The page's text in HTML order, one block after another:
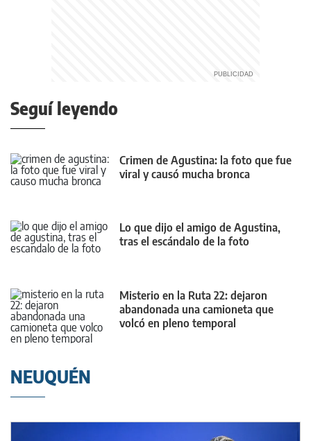
Seguí leyendo
Crimen de Agustina: la foto que fue
viral y causó mucha bronca
Lo que dijo el amigo de Agustina,
tras el escándalo de la foto
Misterio en la Ruta 22: dejaron
abandonada una camioneta que
volcó en pleno temporal
NEUQUÉN